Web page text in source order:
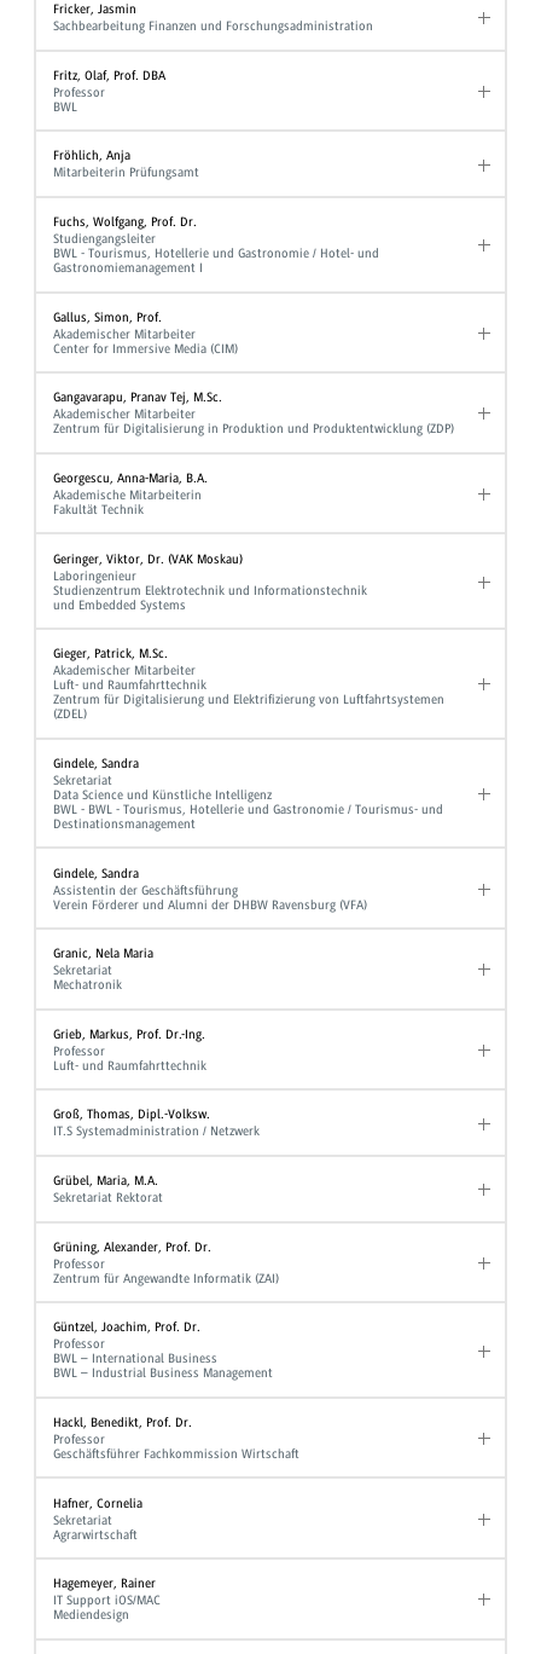
Fricker, Jasmin
Sachbearbeitung Finanzen und Forschungsadministration
Fritz, Olaf, Prof. DBA
Professor
BWL
Fröhlich, Anja
Mitarbeiterin Prüfungsamt
Fuchs, Wolfgang, Prof. Dr.
Studiengangsleiter
BWL - Tourismus, Hotellerie und Gastronomie / Hotel- und
Gastronomiemanagement I
Gallus, Simon, Prof.
Akademischer Mitarbeiter
Center for Immersive Media (CIM)
Gangavarapu, Pranav Tej, M.Sc.
Akademischer Mitarbeiter
Zentrum für Digitalisierung in Produktion und Produktentwicklung (ZDP)
Georgescu, Anna-Maria, B.A.
Akademische Mitarbeiterin
Fakultät Technik
Geringer, Viktor, Dr. (VAK Moskau)
Laboringenieur
Studienzentrum Elektrotechnik und Informationstechnik
und Embedded Systems
Gieger, Patrick, M.Sc.
Akademischer Mitarbeiter
Luft- und Raumfahrttechnik
Zentrum für Digitalisierung und Elektrifizierung von Luftfahrtsystemen
(ZDEL)
Gindele, Sandra
Sekretariat
Data Science und Künstliche Intelligenz
BWL - BWL - Tourismus, Hotellerie und Gastronomie / Tourismus- und
Destinationsmanagement
Gindele, Sandra
Assistentin der Geschäftsführung
Verein Förderer und Alumni der DHBW Ravensburg (VFA)
Granic, Nela Maria
Sekretariat
Mechatronik
Grieb, Markus, Prof. Dr.-Ing.
Professor
Luft- und Raumfahrttechnik
Groß, Thomas, Dipl.-Volksw.
IT.S Systemadministration / Netzwerk
Grübel, Maria, M.A.
Sekretariat Rektorat
Grüning, Alexander, Prof. Dr.
Professor
Zentrum für Angewandte Informatik (ZAI)
Güntzel, Joachim, Prof. Dr.
Professor
BWL – International Business
BWL – Industrial Business Management
Hackl, Benedikt, Prof. Dr.
Professor
Geschäftsführer Fachkommission Wirtschaft
Hafner, Cornelia
Sekretariat
Agrarwirtschaft
Hagemeyer, Rainer
IT Support iOS/MAC
Mediendesign